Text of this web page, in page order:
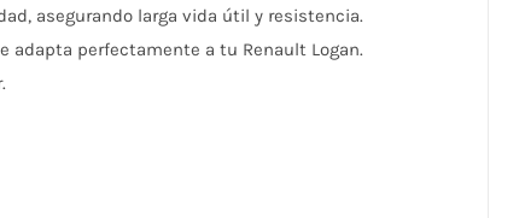
asegurando larga vida útil y resistencia.
adapta perfectamente a tu Renault Logan.